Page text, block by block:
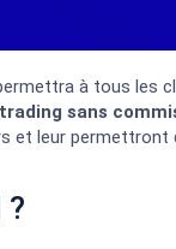
à tous les
trading sans
et leur permettront